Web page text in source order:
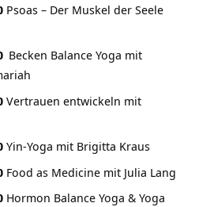
Psoas – Der Muskel der Seele
Becken Balance Yoga mit
Vertrauen entwickeln mit
Yin-Yoga mit Brigitta Kraus
Food as Medicine mit Julia Lang
Hormon Balance Yoga & Yoga